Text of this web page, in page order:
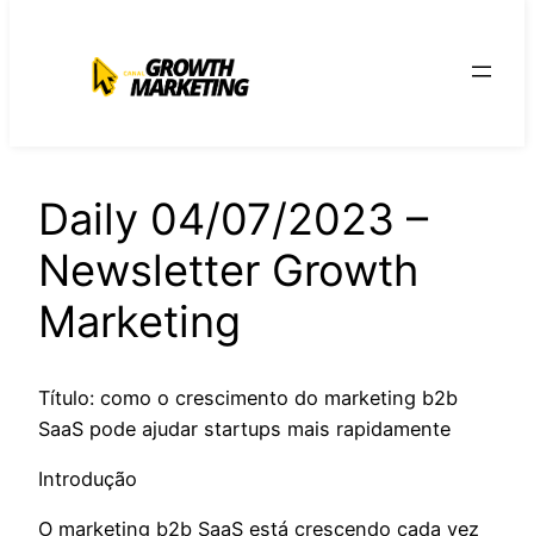
conteúdo
Daily 04/07/2023 –
Newsletter Growth
Marketing
Título: como o crescimento do marketing b2b
SaaS pode ajudar startups mais rapidamente
Introdução
O marketing b2b SaaS está crescendo cada vez